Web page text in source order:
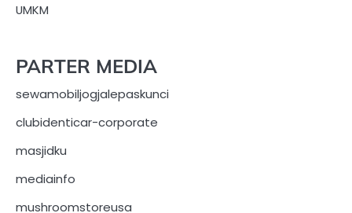
UMKM
PARTER MEDIA
sewamobiljogjalepaskunci
clubidenticar-corporate
masjidku
mediainfo
mushroomstoreusa